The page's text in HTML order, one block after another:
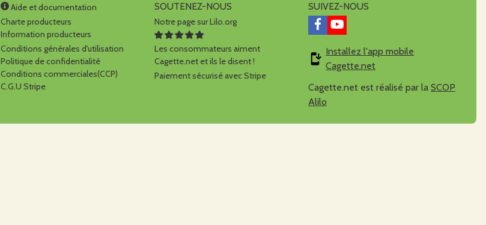
Aide et documentation
Charte producteurs
Information producteurs
Conditions générales d'utilisation
Politique de confidentialité
Conditions commerciales(CCP)
C.G.U Stripe
SOUTENEZ-NOUS
Notre page sur Lilo.org
Les consommateurs aiment
Cagette.net et ils le disent !
Paiement sécurisé avec Stripe
SUIVEZ-NOUS
Installez l'app mobile
Cagette.net
Cagette.net est réalisé par la SCOP
Alilo